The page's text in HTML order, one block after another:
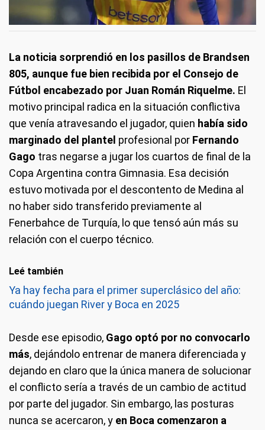
La noticia sorprendió en los pasillos de Brandsen
805, aunque fue bien recibida por el Consejo de
Fútbol encabezado por Juan Román Riquelme. El
motivo principal radica en la situación conflictiva
que venía atravesando el jugador, quien había sido
marginado del plantel profesional por Fernando
Gago tras negarse a jugar los cuartos de final de la
Copa Argentina contra Gimnasia. Esa decisión
estuvo motivada por el descontento de Medina al
no haber sido transferido previamente al
Fenerbahce de Turquía, lo que tensó aún más su
relación con el cuerpo técnico.
Leé también
Ya hay fecha para el primer superclásico del año:
cuándo juegan River y Boca en 2025
Desde ese episodio, Gago optó por no convocarlo
más, dejándolo entrenar de manera diferenciada y
dejando en claro que la única manera de solucionar
el conflicto sería a través de un cambio de actitud
por parte del jugador. Sin embargo, las posturas
nunca se acercaron, y en Boca comenzaron a